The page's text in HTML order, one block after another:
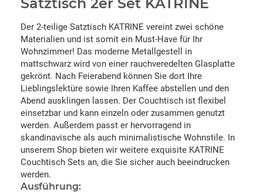
Der 2-teilige Satztisch KATRINE vereint zwei schöne
Materialien und ist somit ein Must-Have für Ihr
Wohnzimmer! Das moderne Metallgestell in
mattschwarz wird von einer rauchveredelten Glasplatte
gekrönt. Nach Feierabend können Sie dort Ihre
Lieblingslektüre sowie Ihren Kaffee abstellen und den
Abend ausklingen lassen. Der Couchtisch ist flexibel
einsetzbar und kann einzeln oder zusammen genutzt
werden. Außerdem passt er hervorragend in
skandinavische als auch minimalistische Wohnstile. In
unserem Shop bieten wir weitere exquisite KATRINE
Couchtisch Sets an, die Sie sicher auch beeindrucken
werden.
Ausführung: